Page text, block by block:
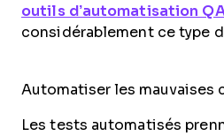
outils d’automatisation
considérablement ce type
Automatiser les mauvaises
Les tests automatisés